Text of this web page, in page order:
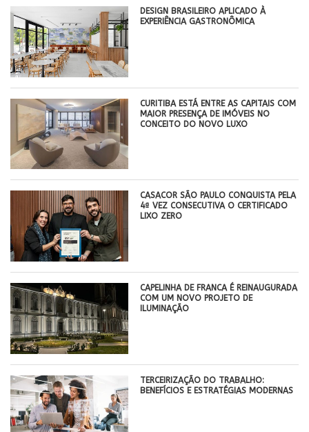
DESIGN BRASILEIRO APLICADO À
EXPERIÊNCIA GASTRONÔMICA
CURITIBA ESTÁ ENTRE AS CAPITAIS COM
MAIOR PRESENÇA DE IMÓVEIS NO
CONCEITO DO NOVO LUXO
CASACOR SÃO PAULO CONQUISTA PELA
4ª VEZ CONSECUTIVA O CERTIFICADO
LIXO ZERO
CAPELINHA DE FRANCA É REINAUGURADA
COM UM NOVO PROJETO DE
ILUMINAÇÃO
TERCEIRIZAÇÃO DO TRABALHO:
BENEFÍCIOS E ESTRATÉGIAS MODERNAS